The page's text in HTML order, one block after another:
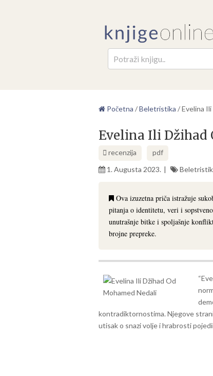
Početna /Beletristika /Evelina
Evelina Ili Džihad
recenzija
pdf
1. Augusta 2023.
Ova izuzetna priča istražuje
pitanja o identitetu, veri i
unutrašnje bitke i spoljašnje
brojne prepreke.
kontradiktornostima. Njegove
utisak o snazi volje i hrabrosti